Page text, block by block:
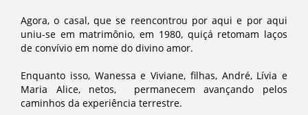
Agora, o casal, que se reencontrou por aqui e por aqui
uniu-se em matrimônio, em 1980, quiçá retomam laços
de convívio em nome do divino amor.
Enquanto isso, Wanessa e Viviane, filhas, André, Lívia e
Maria Alice, netos, permanecem avançando pelos
caminhos da experiência terrestre.